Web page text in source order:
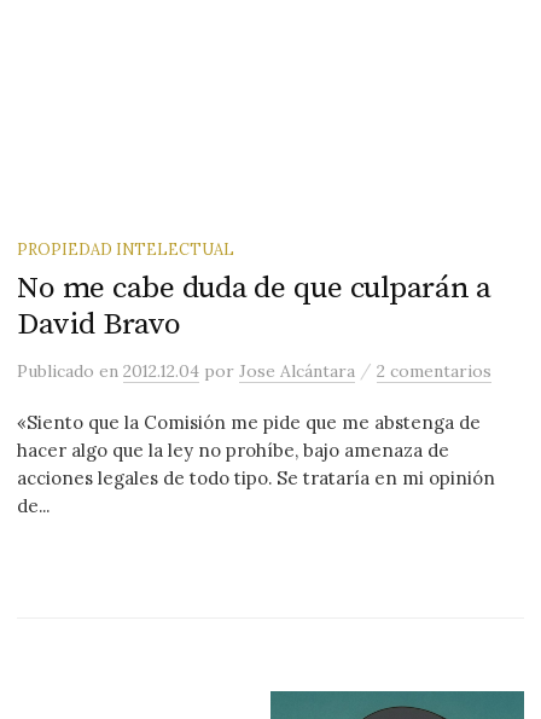
PROPIEDAD INTELECTUAL
No me cabe duda de que culparán a
David Bravo
Publicadoen2012.12.04 porJose Alcántara /2 comentarios
«Siento que la Comisión me pide que me abstenga de
hacer algo que la ley no prohíbe, bajo amenaza de
acciones legales de todo tipo. Se trataría en mi opinión
de...